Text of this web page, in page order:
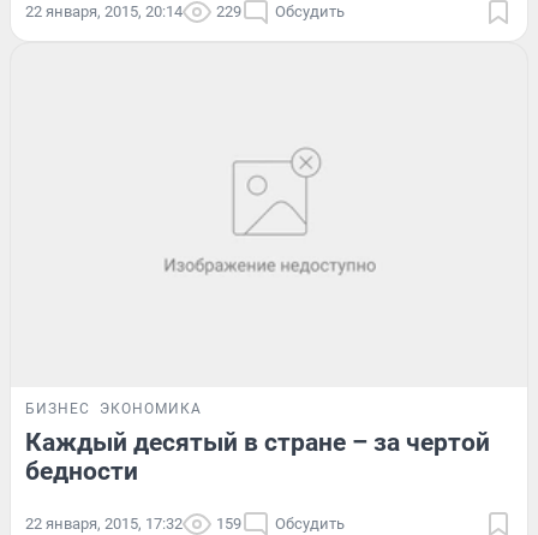
22 января, 2015, 20:14 229 Обсудить
БИЗНЕС ЭКОНОМИКА
Каждый десятый в стране – за чертой
бедности
22 января, 2015, 17:32 159 Обсудить